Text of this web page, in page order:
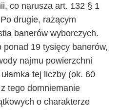
co narusza art. 132 § 1
drugie, rażącym
banerów wyborczych.
ponad 19 tysięcy banerów,
najmu powierzchni
tej liczby (ok. 60
tego domniemanie
o charakterze